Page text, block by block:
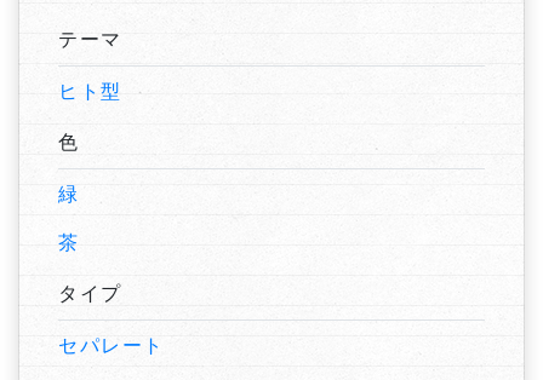
テーマ
ヒト型
色
緑
茶
タイプ
セパレート